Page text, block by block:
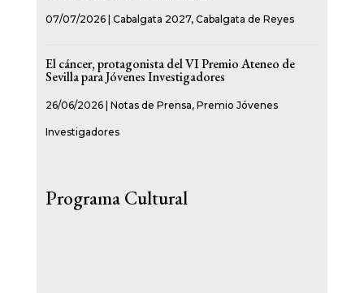
07/07/2026| Cabalgata 2027, Cabalgata de Reyes
El cáncer, protagonista del VI Premio Ateneo de
Sevilla para Jóvenes Investigadores
26/06/2026| Notas de Prensa, Premio Jóvenes
Investigadores
Programa Cultural